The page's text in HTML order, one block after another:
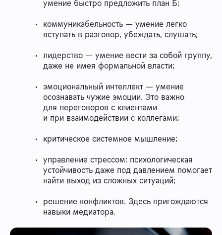
умение быстро предложить план Б;
коммуникабельность — умение легко
вступать в разговор, убеждать, слушать;
лидерство — умение вести за собой группу,
даже не имея формальной власти;
эмоциональный интеллект — умение
осознавать чужие эмоции. Это важно
для переговоров с клиентами
и при взаимодействии с коллегами;
критическое системное мышление;
управление стрессом: психологическая
устойчивость даже под давлением помогает
найти выход из сложных ситуаций;
решение конфликтов. Здесь пригождаются
навыки медиатора.